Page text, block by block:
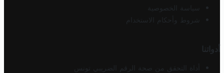
سياسة الخصوصية
شروط وأحكام الاستخدام
أدواتنا
أداة التحقق من صحة الرقم الضريبي تونس